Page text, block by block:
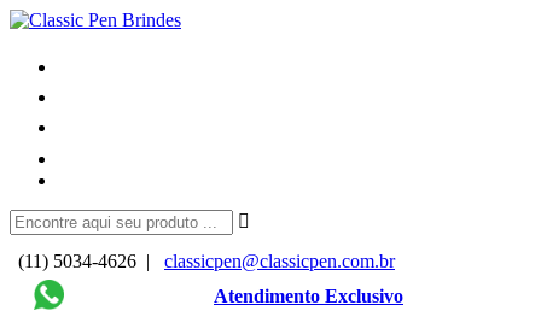
(11) 5034-4626 |
classicpen@classicpen.com.br
Atendimento Exclusivo